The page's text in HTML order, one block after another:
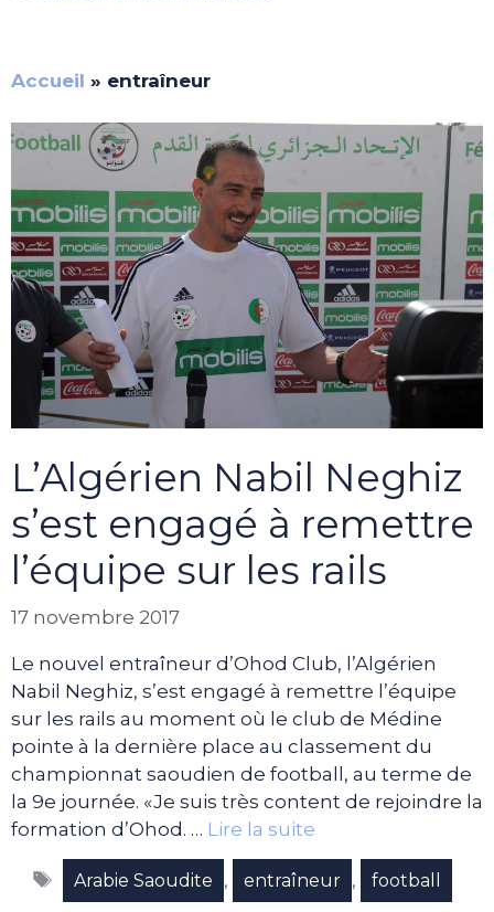
Accueil » entraîneur
L’Algérien Nabil Neghiz
s’est engagé à remettre
l’équipe sur les rails
17 novembre 2017
Le nouvel entraîneur d’Ohod Club, l’Algérien
Nabil Neghiz, s’est engagé à remettre l’équipe
sur les rails au moment où le club de Médine
pointe à la dernière place au classement du
championnat saoudien de football, au terme de
la 9e journée. «Je suis très content de rejoindre la
formation d’Ohod. … Lire la suite
Étiquettes
Arabie Saoudite , entraîneur , football